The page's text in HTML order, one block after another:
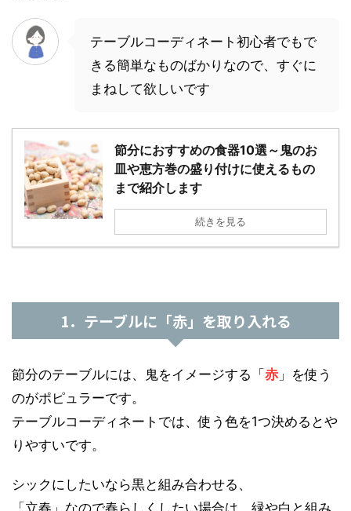
テーブルコーディネート初心者でもで
きる簡単なものばかりなので、すぐに
まねして欲しいです
節分におすすめの食器10選～鬼のお
皿や恵方巻の盛り付けに使えるもの
まで紹介します
続きを見る
1．テーブルに「赤」を取り入れる
節分のテーブルには、鬼をイメージする「 赤 」を使う
のがポピュラーです。
テーブルコーディネートでは、使う色を1つ決めるとや
りやすいです。
シックにしたいなら黒と組み合わせる、